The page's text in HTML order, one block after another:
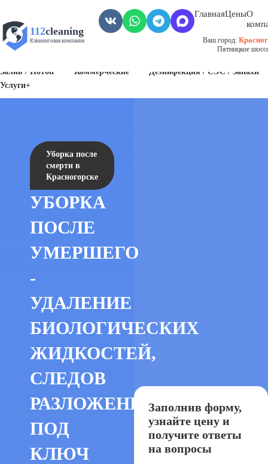
112cleaning
Клининговая компания
ГлавнаяЦеныО
Ваш город:
Пятницкое
Залив / Потоп
Коммерческие
Дезинфекция / СЭС / Запахи
Услуги+
Уборка после
смерти в
Красногорске
УБОРКА
ПОСЛЕ
УМЕРШЕГО
-
УДАЛЕНИЕ
БИОЛОГИЧЕСКИХ
ЖИДКОСТЕЙ,
СЛЕДОВ
РАЗЛОЖЕНИЯ
ПОД
КЛЮЧ
Заполнив форму,
узнайте цену и
получите ответы
на вопросы